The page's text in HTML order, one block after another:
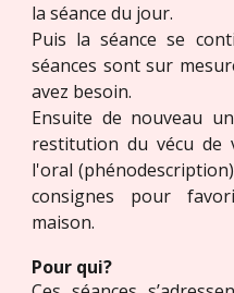
la séance du jour.
Puis la séance se
séances sont sur
avez besoin.
Ensuite de nouveau
restitution du vécu de
l'oral
consignes pour
maison.
Pour qui?